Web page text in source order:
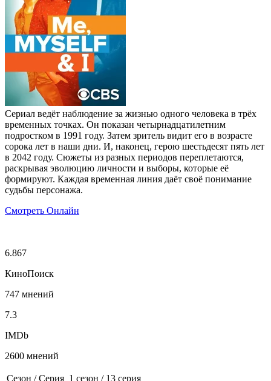
Сериал ведёт наблюдение за жизнью одного человека в трёх
временных точках. Он показан четырнадцатилетним
подростком в 1991 году. Затем зритель видит его в возрасте
сорока лет в наши дни. И, наконец, герою шестьдесят пять лет
в 2042 году. Сюжеты из разных периодов переплетаются,
раскрывая эволюцию личности и выборы, которые её
формируют. Каждая временная линия даёт своё понимание
судьбы персонажа.
Смотреть Онлайн
6.867
КиноПоиск
747 мнений
7.3
IMDb
2600 мнений
Сезон / Серия 1 сезон / 13 серия